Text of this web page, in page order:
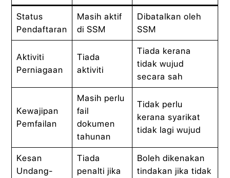
Status
Pendaftaran
Masih aktif
di SSM
Dibatalkan oleh
SSM
Aktiviti
Perniagaan
Tiada
aktiviti
Tiada kerana
tidak wujud
secara sah
Kewajipan
Pemfailan
Masih perlu
fail
dokumen
tahunan
Tidak perlu
kerana syarikat
tidak lagi wujud
Kesan
Undang-
Tiada
penalti jika
Boleh dikenakan
tindakan jika tidak